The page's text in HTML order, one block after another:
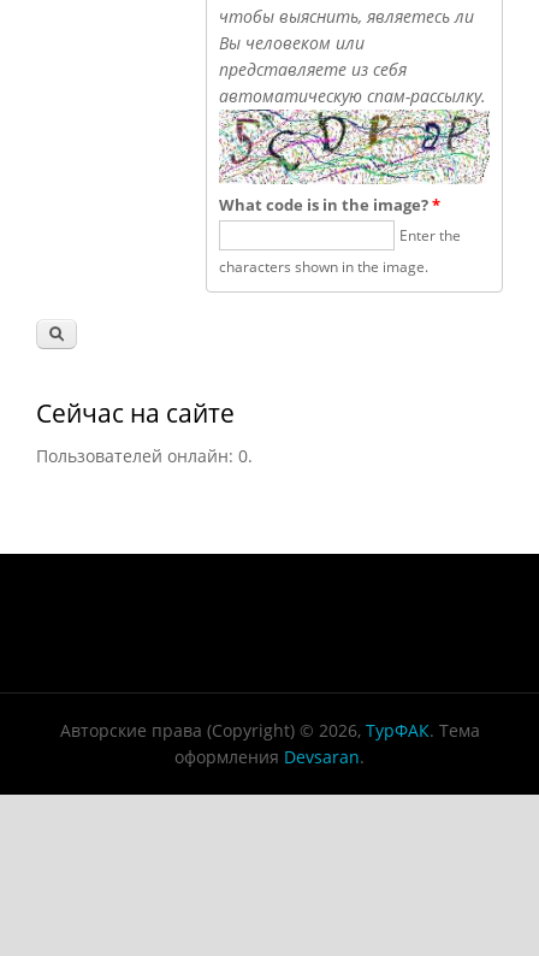
чтобы выяснить, являетесь ли
Вы человеком или
представляете из себя
автоматическую спам-рассылку.
What code is in the image?*
Enter the
characters shown in the image.
Сейчас на сайте
Пользователей онлайн: 0.
Авторские права (Copyright) © 2026, ТурФАК. Тема
оформления Devsaran.